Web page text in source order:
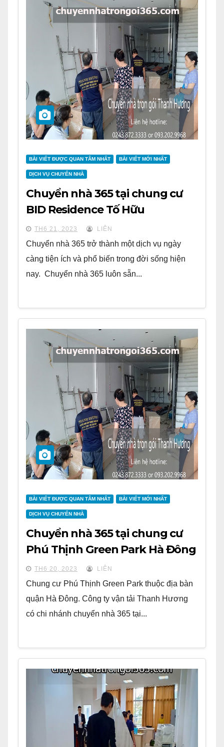
BÀI VIẾT ĐƯỢC QUAN TÂM NHẤT BÀI VIẾT MỚI NHẤT
DỊCH VỤ CHUYỂN NHÀ
Chuyển nhà 365 tại chung cư
BID Residence Tố Hữu
TH6 21, 2023 LIÊN
Chuyển nhà 365 trở thành một dịch vụ ngày
càng tiện ích và phổ biến trong đời sống hiện
nay. Chuyển nhà 365 luôn sẵn...
BÀI VIẾT ĐƯỢC QUAN TÂM NHẤT BÀI VIẾT MỚI NHẤT
DỊCH VỤ CHUYỂN NHÀ
Chuyển nhà 365 tại chung cư
Phú Thịnh Green Park Hà Đông
TH6 20, 2023 LIÊN
Chung cư Phú Thịnh Green Park thuộc địa bàn
quận Hà Đông. Công ty vận tải Thanh Hương
có chi nhánh chuyển nhà 365 tại...